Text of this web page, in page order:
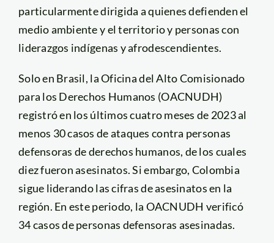
particularmente dirigida a quienes defienden el
medio ambiente y el territorio y personas con
liderazgos indígenas y afrodescendientes.
Solo en Brasil, la Oficina del Alto Comisionado
para los Derechos Humanos (OACNUDH)
registró en los últimos cuatro meses de 2023 al
menos 30 casos de ataques contra personas
defensoras de derechos humanos, de los cuales
diez fueron asesinatos. Si embargo, Colombia
sigue liderando las cifras de asesinatos en la
región. En este periodo, la OACNUDH verificó
34 casos de personas defensoras asesinadas.